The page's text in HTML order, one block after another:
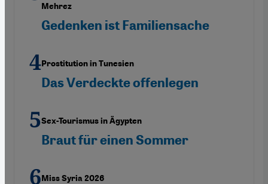
Mehrez
Gedenken ist Familiensache
Prostitution in Tunesien
Das Verdeckte offenlegen
Sex-Tourismus in Ägypten
Braut für einen Sommer
Miss Syria 2026